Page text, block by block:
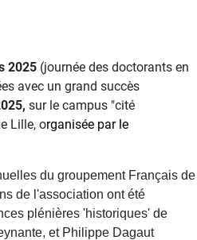
2025 (journée des doctorants en
avec un grand succès
sur le campus "cité
Lille, organisée par le
du groupement Français de
de l'association ont été
plénières 'historiques' de
et Philippe Dagaut